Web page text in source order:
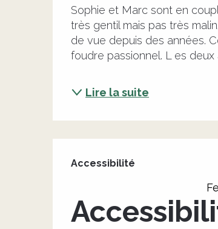
Sophie et Marc sont en
très gentil mais pas très
de vue depuis des années.
foudre passionnel. L es deux
Lire la suite
Accessibilité
Accessibilité